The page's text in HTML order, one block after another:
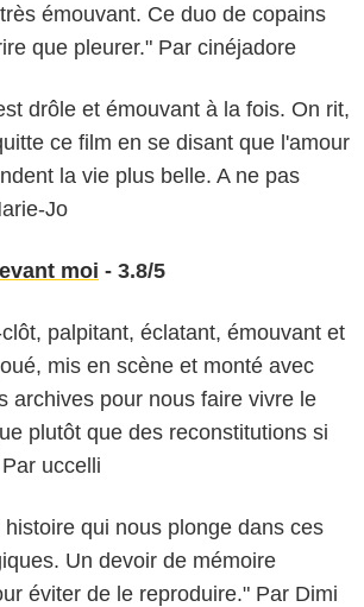
émouvant. Ce duo de copains
que pleurer." Par cinéjadore
drôle et émouvant à la fois. On rit,
ce film en se disant que l'amour
la vie plus belle. A ne pas
Jo
moi - 3.8/5
palpitant, éclatant, émouvant et
mis en scène et monté avec
archives pour nous faire vivre le
plutôt que des reconstitutions si
uccelli
qui nous plonge dans ces
Un devoir de mémoire
éviter de le reproduire." Par Dimi